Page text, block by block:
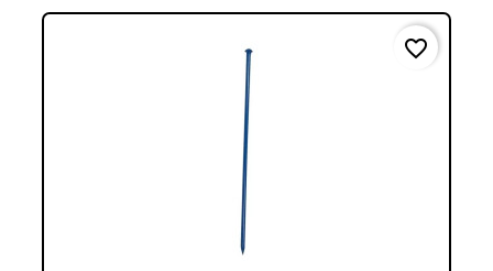
favorite_border